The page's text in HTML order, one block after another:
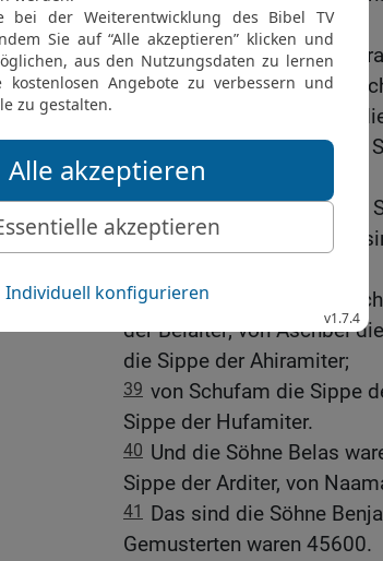
52700.
35 Das sind die Söhne
Schutelach die Sippe der
der Becheriter; von Tahan
36 Und das sind die Söhne
Eraniter.
37 Das sind die Sippen der
Gemusterten: 32500. Das
38 Die Söhne Benjamin
der Belaïter; von Aschbel
die Sippe der Ahiramiter;
39 von Schufam die Sippe
Sippe der Hufamiter.
40 Und die Söhne Belas
Sippe der Arditer, von
41
Das sind die Söhne
Gemusterten waren 45600.